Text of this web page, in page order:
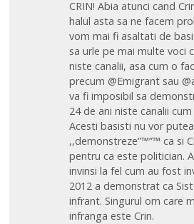
CRIN! Abia atunci cand
halul asta sa ne facem
vom mai fi asaltati de
sa urle pe mai multe voci
niste canalii, asa cum o
precum @Emigrant sau
va fi imposibil sa
24 de ani niste canalii
Acesti basisti nu vor
,,demonstreze”™”™ ca si
pentru ca este politician.
invinsi la fel cum au fost
2012 a demonstrat ca
infrant. Singurul om care
infranga este Crin.